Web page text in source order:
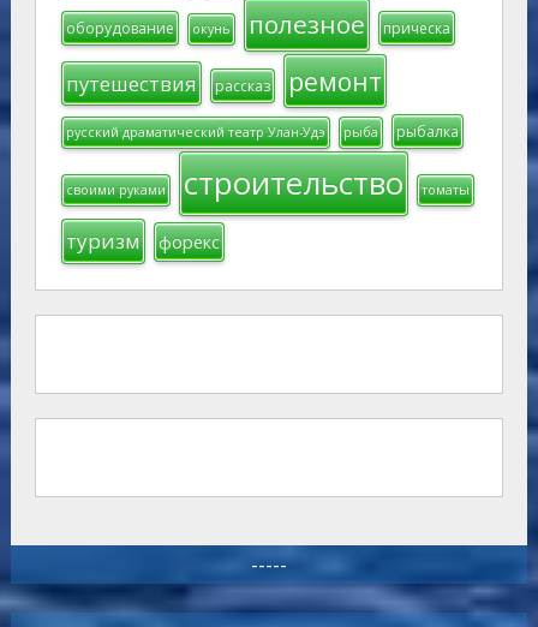
оборудование окунь полезное прическа
путешествия рассказ ремонт
русский драматический театр Улан-Удэ рыба рыбалка
своими руками строительство томаты
туризм форекс
-----